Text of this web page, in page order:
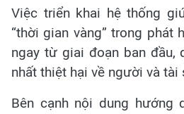
Việc triển khai hệ thống
“thời gian vàng” trong phát
ngay từ giai đoạn ban đầu,
nhất thiệt hại về người và tài
Bên cạnh nội dung hướng